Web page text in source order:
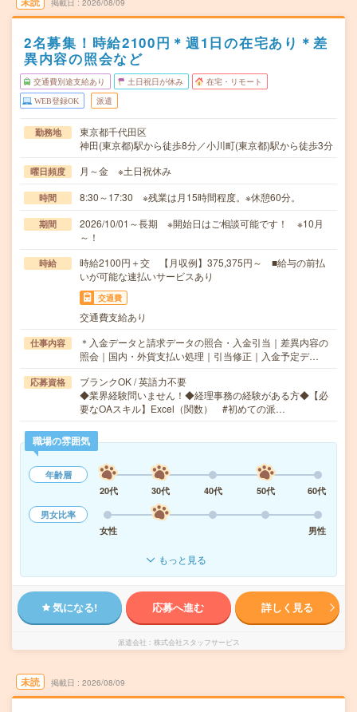
掲載日 2026/08/09
2名募集！時給2100円＊週1日の在宅あり＊差
異内容の照会など
交通費別途支給あり 土日祝日が休み 在宅・リモート
WEB登録OK 派遣
勤務地
東京都千代田区
神田(東京都)駅から徒歩8分／小川町(東京都)駅から徒歩3分
曜日頻度 月～金 ※土日祝休み
時間 8:30～17:30 ※残業は月15時間程度。※休憩60分。
期間
2026/10/01～長期 ※開始日はご相談可能です！ ※10月
～！
時給
時給2100円＋交 【月収例】375,375円～ ■給与の前払
いが可能な速払いサービスあり
交通費
交通費支給あり
仕事内容
＊入金データと請求データの照合・入金引当｜差異内容の
照会｜国内・外貨支払い処理｜引当修正｜入金予定デ…
応募資格
ブランクOK / 英語力不要
◆業界経験問いません！◆経理事務の経験がある方◆【必
要なOAスキル】Excel（関数） #初めての派…
職場の雰囲気
年齢層
20代
30代 40代 50代
60代
男女比率
女性
男性
もっと見る
気になる! 応募へ進む 詳しく見る
派遣会社 株式会社スタッフサービス
未読 掲載日 2026/08/09